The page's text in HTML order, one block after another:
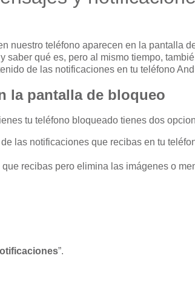
nuestro teléfono aparecen en la pantalla
qué es, pero al mismo tiempo,
de las notificaciones en tu teléfono
la pantalla de bloqueo
tu teléfono bloqueado tienes dos
las notificaciones que recibas en tu
recibas pero elimina las imágenes o
”.